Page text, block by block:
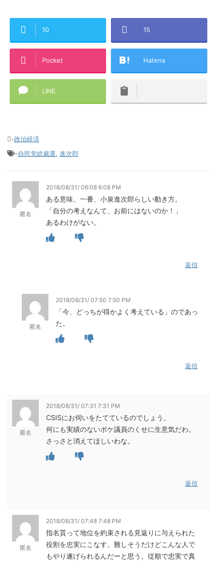
10 15
Pocket Hatena
LINE
-政治経済
-自民党総裁選, 進次郎
匿名
2018/08/31/ 06:08 6:08 PM
ある意味、一番、小泉進次郎らしい動き方。
「自分の考えなんて、お前にはないのか！」
あるわけがない。
返信
匿名
2018/08/31/ 07:50 7:50 PM
「今、どっちが得かよく考えている」のであっ
た。
返信
匿名
2018/08/31/ 07:31 7:31 PM
CSISにお伺いをたてているのでしょう。
何にも実績のないボケ議員のくせに生意気だわ。
さっさと消えてほしいわな。
返信
匿名
2018/08/31/ 07:48 7:48 PM
指名貰って地位を約束される見返りに与えられた
役割を忠実にこなす。難しそうだけどこんな人で
もやり遂げられるんだーと思う。従順で忠実で真